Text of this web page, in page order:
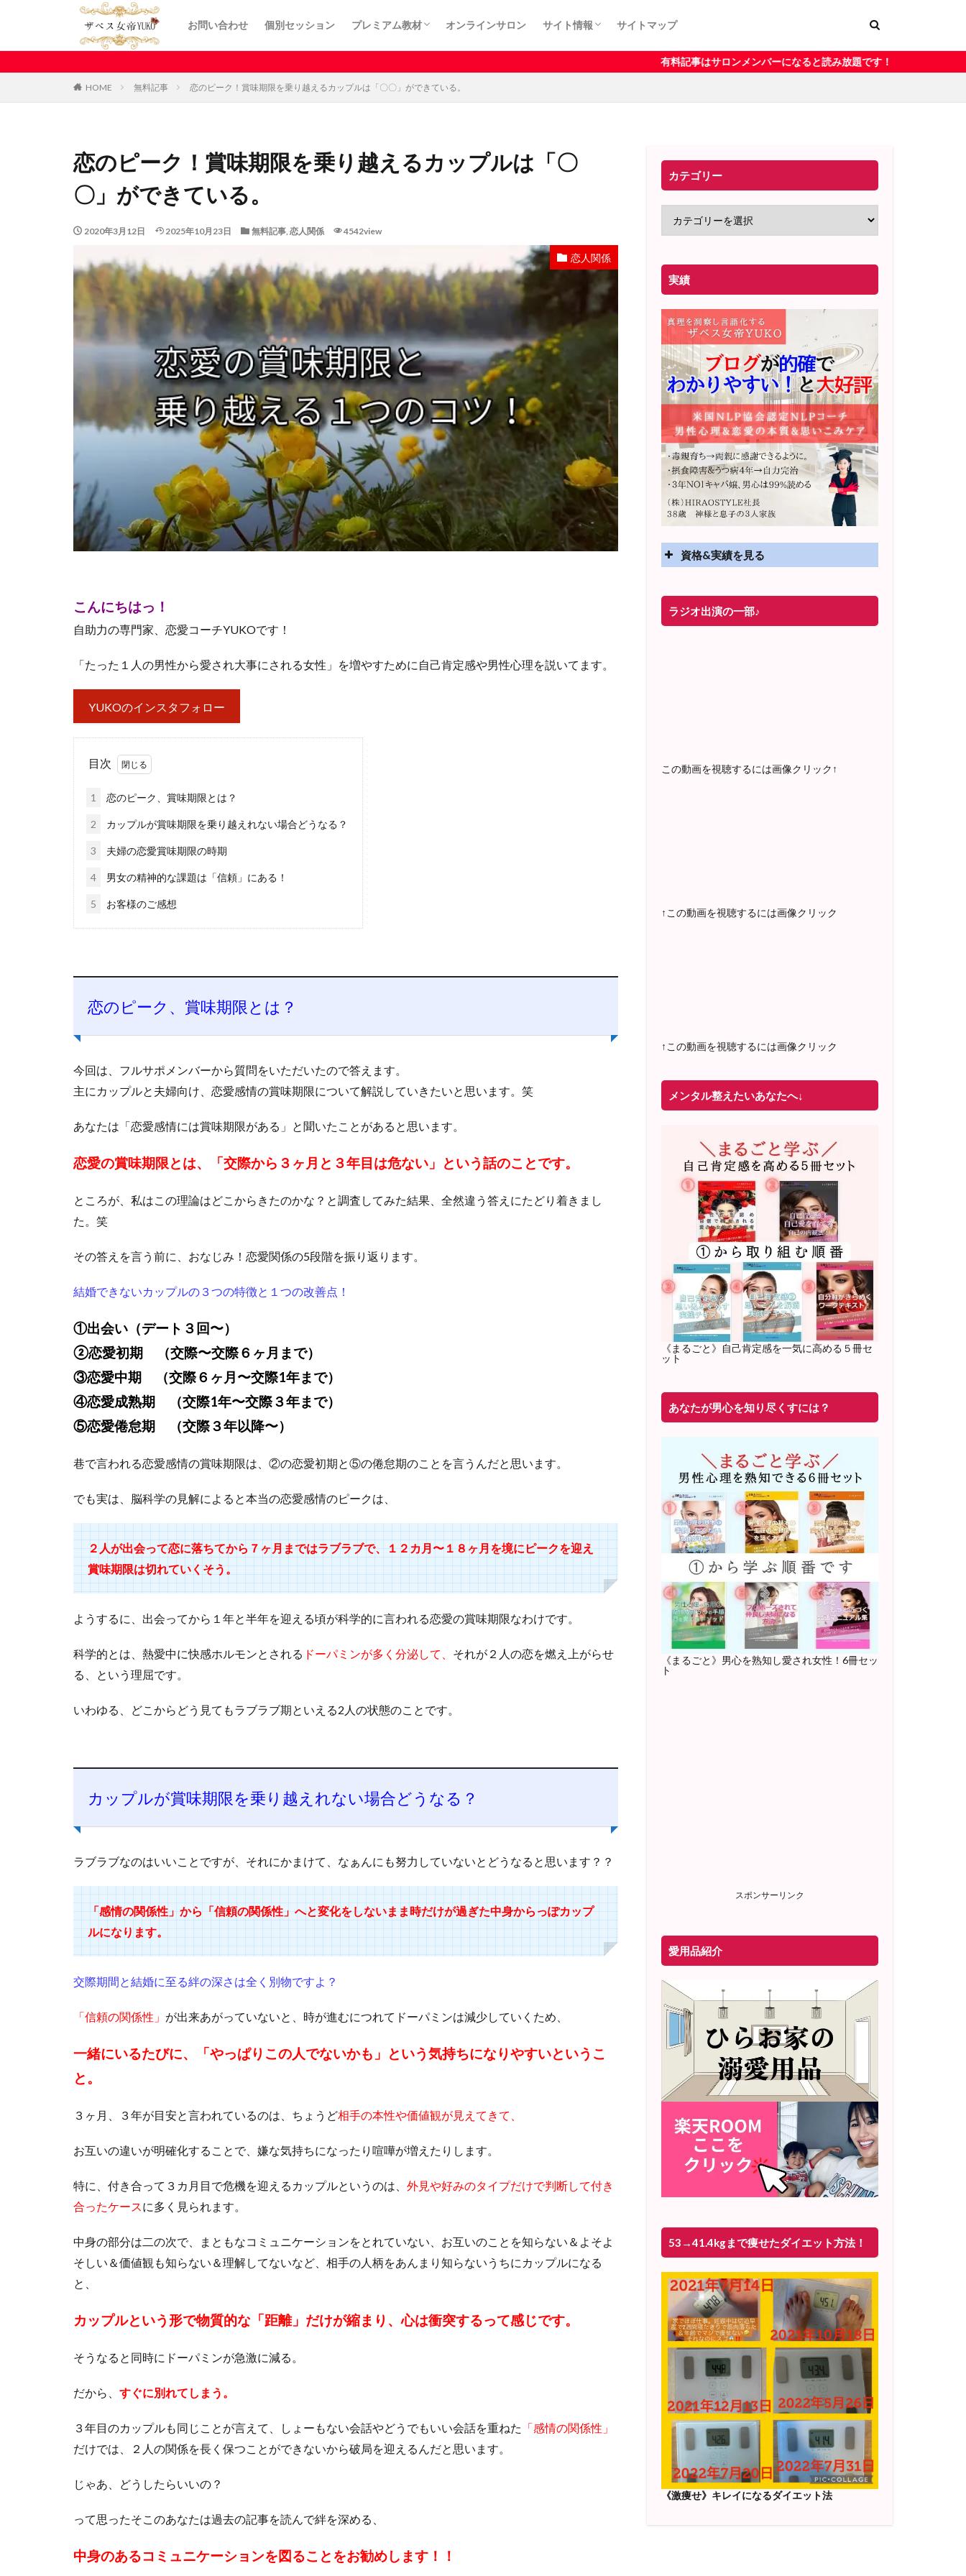
お問い合わせ 個別セッション プレミアム教材
カート
オンラインサロン サイト情報
プライバシーポリシー
利用規約
特定商取引法に基づく表記
サイトマップ
有料記事はサロンメンバーになると読み放題です！
HOME 無料記事 恋のピーク！賞味期限を乗り越えるカップルは「〇〇」ができている。
恋のピーク！賞味期限を乗り越えるカップルは「〇
〇」ができている。
2020年3月12日 2025年10月23日 無料記事, 恋人関係 4542view
恋人関係
こんにちはっ！
自助力の専門家、恋愛コーチYUKOです！
「たった１人の男性から愛され大事にされる女性」を増やすために自己肯定感や男性心理を説いてます。
YUKOのインスタフォロー
目次
1 恋のピーク、賞味期限とは？
2 カップルが賞味期限を乗り越えれない場合どうなる？
3 夫婦の恋愛賞味期限の時期
4 男女の精神的な課題は「信頼」にある！
5 お客様のご感想
恋のピーク、賞味期限とは？
今回は、フルサポメンバーから質問をいただいたので答えます。
主にカップルと夫婦向け、恋愛感情の賞味期限について解説していきたいと思います。笑
あなたは「恋愛感情には賞味期限がある」と聞いたことがあると思います。
恋愛の賞味期限とは、「交際から３ヶ月と３年目は危ない」という話のことです。
ところが、私はこの理論はどこからきたのかな？と調査してみた結果、全然違う答えにたどり着きまし
た。笑
その答えを言う前に、おなじみ！恋愛関係の5段階を振り返ります。
結婚できないカップルの３つの特徴と１つの改善点！
①出会い（デート３回〜）
②恋愛初期 （交際〜交際６ヶ月まで）
③恋愛中期 （交際６ヶ月〜交際1年まで）
④恋愛成熟期 （交際1年〜交際３年まで）
⑤恋愛倦怠期 （交際３年以降〜）
巷で言われる恋愛感情の賞味期限は、②の恋愛初期と⑤の倦怠期のことを言うんだと思います。
でも実は、脳科学の見解によると本当の恋愛感情のピークは、
２人が出会って恋に落ちてから７ヶ月まではラブラブで、１２カ月〜１８ヶ月を境にピークを迎え
賞味期限は切れていくそう。
ようするに、出会ってから１年と半年を迎える頃が科学的に言われる恋愛の賞味期限なわけです。
科学的とは、熱愛中に快感ホルモンとされる ドーパミンが多く分泌して、 それが２人の恋を燃え上がらせ
る、という理屈です。
いわゆる、どこからどう見てもラブラブ期といえる2人の状態のことです。
カップルが賞味期限を乗り越えれない場合どうなる？
ラブラブなのはいいことですが、それにかまけて、なぁんにも努力していないとどうなると思います？？
「感情の関係性」から「信頼の関係性」へと変化をしないまま時だけが過ぎた中身からっぽカップ
ルになります。
交際期間と結婚に至る絆の深さは全く別物ですよ？
「信頼の関係性」 が出来あがっていないと、時が進むにつれてドーパミンは減少していくため、
一緒にいるたびに、「やっぱりこの人でないかも」という気持ちになりやすいというこ
と。
３ヶ月、３年が目安と言われているのは、ちょうど相手の本性や価値観が見えてきて、
お互いの違いが明確化することで、嫌な気持ちになったり喧嘩が増えたりします。
特に、付き合って３カ月目で危機を迎えるカップルというのは、 外見や好みのタイプだけで判断して付き
合ったケースに多く見られます。
中身の部分は二の次で、まともなコミュニケーションをとれていない、お互いのことを知らない＆よそよ
そしい＆価値観も知らない＆理解してないなど、相手の人柄をあんまり知らないうちにカップルになる
と、
カップルという形で物質的な「距離」だけが縮まり、心は衝突するって感じです。
そうなると同時にドーパミンが急激に減る。
だから、 すぐに別れてしまう。
３年目のカップルも同じことが言えて、しょーもない会話やどうでもいい会話を重ねた 「感情の関係性」
だけでは、２人の関係を長く保つことができないから破局を迎えるんだと思います。
じゃあ、どうしたらいいの？
って思ったそこのあなたは過去の記事を読んで絆を深める、
中身のあるコミュニケーションを図ることをお勧めします！！
カテゴリー
実績
資格&実績を見る
2025年4月〜 altruismコミュニティ×講座
オンラインサロン開講
1500名越え
2022年2月〜6月 男性心理グループレッ
スン 20名様満席
2019年6月 恋愛コーチとして活動を開始
ラジオ出演の一部♪
この動画を視聴するには画像クリック↑
↑この動画を視聴するには画像クリック
↑この動画を視聴するには画像クリック
メンタル整えたいあなたへ↓
《まるごと》自己肯定感を一気に高める５冊セ
ット
あなたが男心を知り尽くすには？
《まるごと》男心を熟知し愛され女性！6冊セッ
ト
スポンサーリンク
愛用品紹介
53→41.4kgまで痩せたダイエット方法！
《激痩せ》キレイになるダイエット法